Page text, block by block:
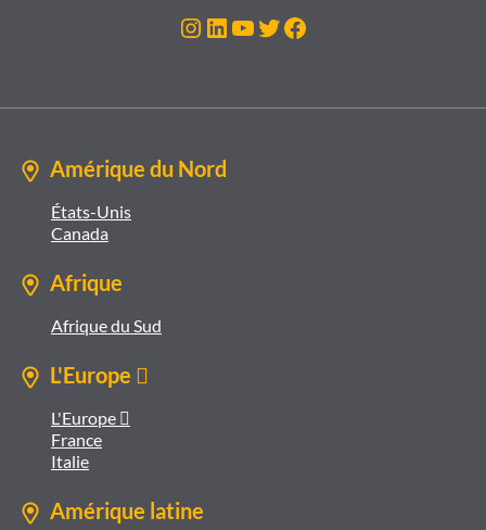
Instagram
LinkedIn
YouTube
Twitter
Facebook
Amérique du Nord
États-Unis
Canada
Afrique
Afrique du Sud
L'Europe 
L'Europe 
France
Italie
Amérique latine